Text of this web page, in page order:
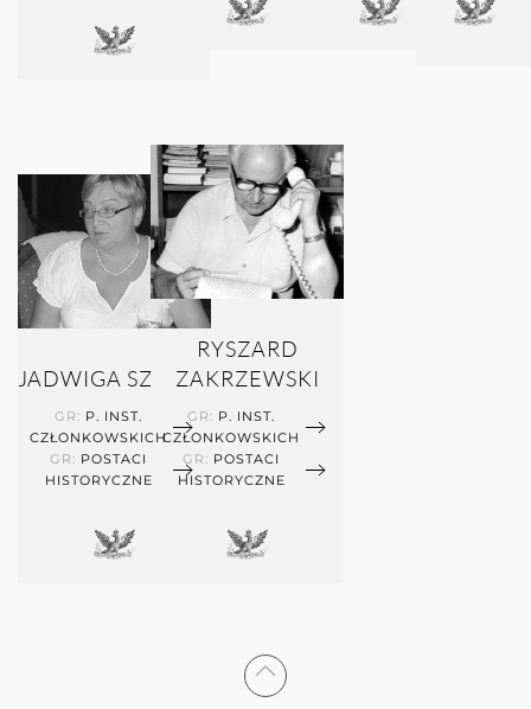
JADWIGA SZMIDT
GR: P. INST.
CZŁONKOWSKICH
GR: POSTACI
HISTORYCZNE
RYSZARD
ZAKRZEWSKI
GR: P. INST.
CZŁONKOWSKICH
GR: POSTACI
HISTORYCZNE